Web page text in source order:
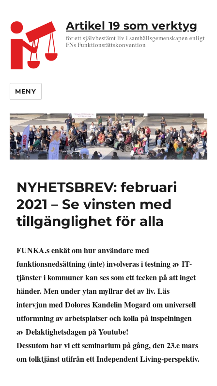
Artikel 19 som verktyg
för ett självbestämt liv i samhällsgemenskapen enligt
FNs Funktionsrättskonvention
MENY
NYHETSBREV: februari
2021 – Se vinsten med
tillgänglighet för alla
FUNKA.s enkät om hur användare med
funktionsnedsättning (inte) involveras i testning av IT-
tjänster i kommuner kan ses som ett tecken på att inget
händer. Men under ytan myllrar det av liv. Läs
intervjun med Dolores Kandelin Mogard om universell
utformning av arbetsplatser och kolla på inspelningen
av Delaktighetsdagen på Youtube!
Dessutom har vi ett seminarium på gång, den 23.e mars
om tolktjänst utifrån ett Independent Living-perspektiv.